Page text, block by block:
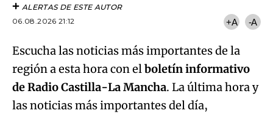
ALERTAS DE ESTE AUTOR
06.08.2026 21:12
+A -A
Escucha las noticias más importantes de la
región a esta hora con elboletín informativo
de Radio Castilla-La Mancha. La última hora y
las noticias más importantes del día,